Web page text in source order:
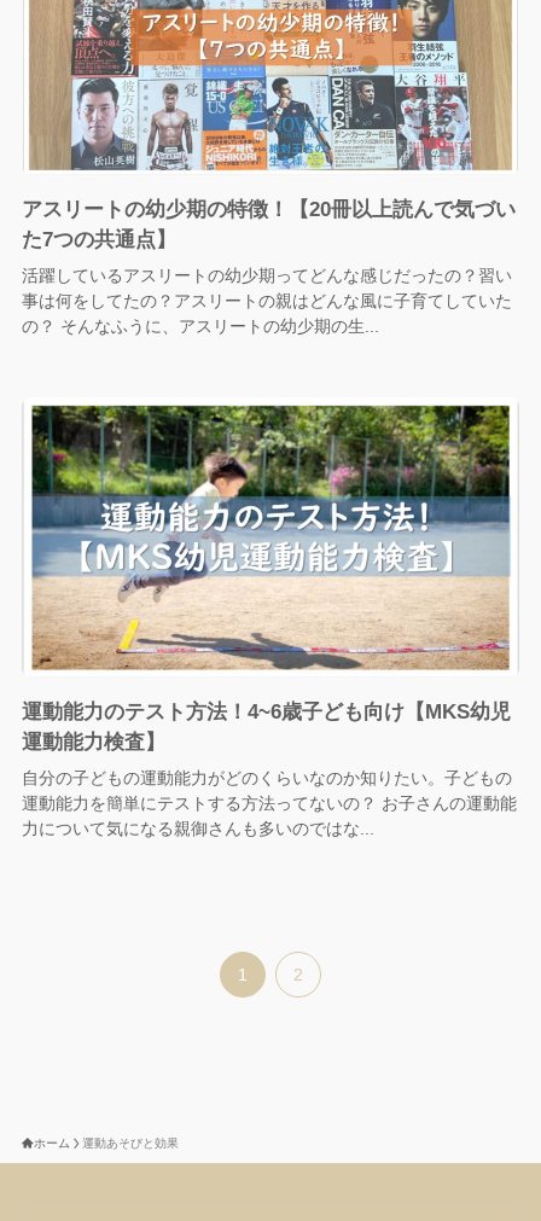
アスリートの幼少期の特徴！【20冊以上読んで気づい
た7つの共通点】
活躍しているアスリートの幼少期ってどんな感じだったの？習い
事は何をしてたの？アスリートの親はどんな風に子育てしていた
の？ そんなふうに、アスリートの幼少期の生...
運動能力のテスト方法！4~6歳子ども向け【MKS幼児
運動能力検査】
自分の子どもの運動能力がどのくらいなのか知りたい。子どもの
運動能力を簡単にテストする方法ってないの？ お子さんの運動能
力について気になる親御さんも多いのではな...
1 2
ホーム 運動あそびと効果